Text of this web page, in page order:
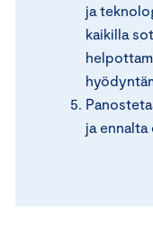
ja
kaikilla
ja